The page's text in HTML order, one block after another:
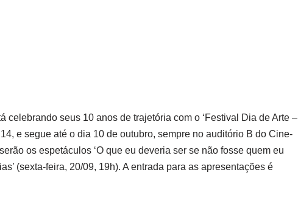
celebrando seus 10 anos de trajetória com o ‘Festival Dia de Arte –
e segue até o dia 10 de outubro, sempre no auditório B do Cine-
os espetáculos ‘O que eu deveria ser se não fosse quem eu
(sexta-feira, 20/09, 19h). A entrada para as apresentações é